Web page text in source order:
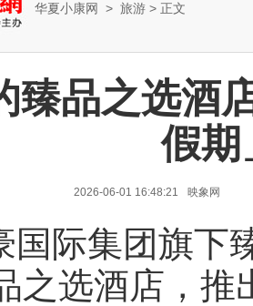
华夏小康网 > 旅游 > 正文
臻品之选酒
假期
2026-06-01 16:48:21 映象网
集团旗下臻
之选酒店，推